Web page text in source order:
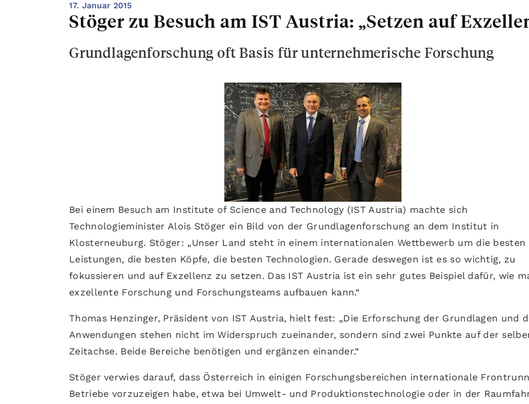
17. Januar 2015
Stöger zu Besuch am IST Austria: „Setzen auf
Grundlagenforschung oft Basis für unternehmerische Forschung
Bei einem Besuch am Institute of Science and Technology (IST Austria) machte sich
Technologieminister Alois Stöger ein Bild von der Grundlagenforschung an dem Institut in
Klosterneuburg. Stöger: „Unser Land steht in einem internationalen Wettbewerb um die besten
Leistungen, die besten Köpfe, die besten Technologien. Gerade deswegen ist es so wichtig, zu
fokussieren und auf Exzellenz zu setzen. Das IST Austria ist ein sehr gutes Beispiel dafür, wie
exzellente Forschung und Forschungsteams aufbauen kann.“
Thomas Henzinger, Präsident von IST Austria, hielt fest: „Die Erforschung der Grundlagen und
Anwendungen stehen nicht im Widerspruch zueinander, sondern sind zwei Punkte auf der
Zeitachse. Beide Bereiche benötigen und ergänzen einander.“
Stöger verwies darauf, dass Österreich in einigen Forschungsbereichen internationale
Betriebe vorzuzeigen habe, etwa bei Umwelt- und Produktionstechnologie oder in der